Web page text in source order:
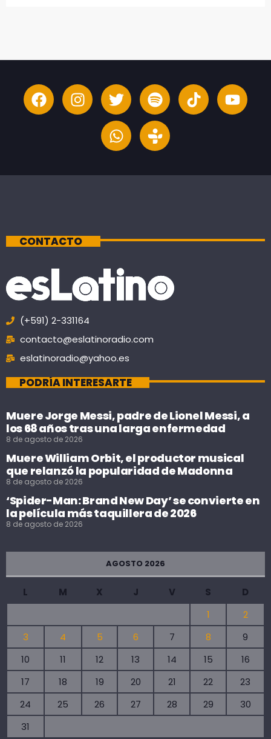
CONTACTO
(+591) 2-331164
contacto@eslatinoradio.com
eslatinoradio@yahoo.es
PODRÍA INTERESARTE
Muere Jorge Messi, padre de Lionel Messi, a
los 68 años tras una larga enfermedad
8 de agosto de 2026
Muere William Orbit, el productor musical
que relanzó la popularidad de Madonna
8 de agosto de 2026
‘Spider-Man: Brand New Day’ se convierte en
la película más taquillera de 2026
8 de agosto de 2026
AGOSTO 2026
L M X J V S
D
1
2
3
4 5 6 7 8
9
10
11 12 13 14 15
16
17
18 19 20 21 22
23
24
25 26 27 28 29
30
31